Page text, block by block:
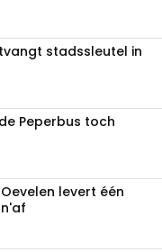
stadssleutel in
Peperbus toch
levert één